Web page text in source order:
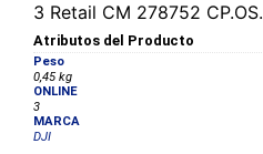
3 Retail CM 278752
Atributos del Producto
Peso
0,45 kg
ONLINE
3
MARCA
DJI